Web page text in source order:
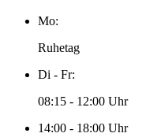
Mo:
Ruhetag
Di - Fr:
08:15 - 12:00 Uhr
14:00 - 18:00 Uhr